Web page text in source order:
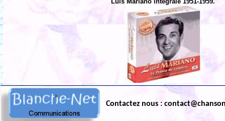
Contactez nous :